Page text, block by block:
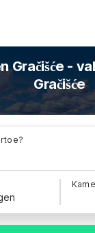
Gračišće -
Gračišće